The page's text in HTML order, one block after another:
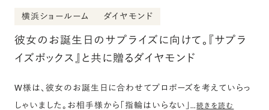
横浜ショールーム ダイヤモンド
彼女のお誕生日のサプライズに向けて。『サプラ
イズボックス』と共に贈るダイヤモンド
W様は、彼女のお誕生日に合わせてプロポーズを考えていらっ
しゃいました。お相手様から「指輪はいらない」…続きを読む